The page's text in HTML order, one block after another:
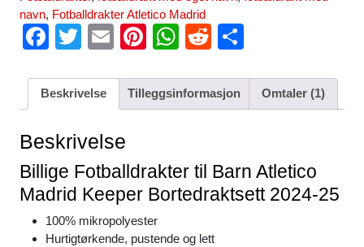
navn, Fotballdrakter Atletico Madrid
F
c
b
o
o
k
T
tt
E
ail
Pi
er
e
W
at
s
p
p
R
d
di
ar
e
Beskrivelse Tilleggsinformasjon Omtaler (1)
Beskrivelse
Billige Fotballdrakter til Barn Atletico
Madrid Keeper Bortedraktsett 2024-25
100% mikropolyester
Hurtigtørkende, pustende og lett